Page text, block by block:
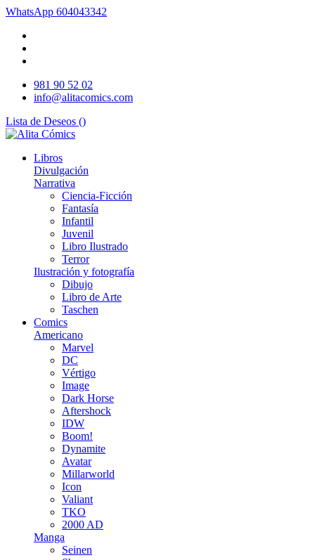
WhatsApp 604043342
981 90 52 02
info@alitacomics.com
Lista de Deseos ()
Libros
Divulgación
Narrativa
Ciencia-Ficción
Fantasía
Infantil
Juvenil
Libro Ilustrado
Terror
Ilustración y fotografía
Dibujo
Libro de Arte
Taschen
Comics
Americano
Marvel
DC
Vértigo
Image
Dark Horse
Aftershock
IDW
Boom!
Dynamite
Avatar
Millarworld
Icon
Valiant
TKO
2000 AD
Manga
Seinen